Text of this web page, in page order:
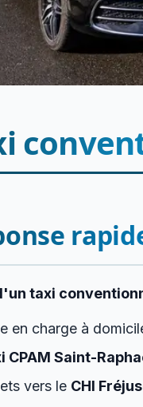
taxi
en charge à
CPAM Saint-
vers le CHI